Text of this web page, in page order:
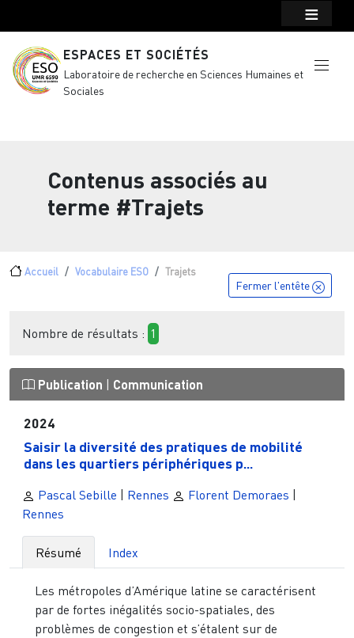
ESPACES ET SOCIÉTÉS
Laboratoire de recherche en Sciences Humaines et
Sociales
Contenus associés au
terme #Trajets
Fil d'Ariane
Accueil Vocabulaire ESO Trajets
Fermer l'entête
Nombre de résultats : 1
Publication Communication
2024
Saisir la diversité des pratiques de mobilité
dans les quartiers périphériques p...
Pascal Sebille | Rennes Florent Demoraes |
Rennes
Résumé Index
Les métropoles d’Amérique latine se caractérisent
par de fortes inégalités socio-spatiales, des
problèmes de congestion et s’étalent sur de